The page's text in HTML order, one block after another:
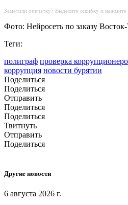
Заметили опечатку? Выделите ошибку и нажмите
Фото: Нейросеть по заказу
Теги:
полиграф проверка
коррупция новости бурятии
Поделиться
Поделиться
Отправить
Поделиться
Поделиться
Твитнуть
Отправить
Поделиться
Другие новости
6 августа 2026 г.